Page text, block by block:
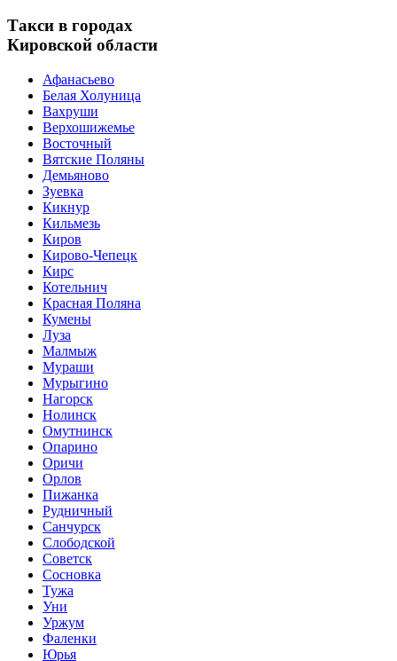
Такси в городах
Кировской области
Афанасьево
Белая Холуница
Вахруши
Верхошижемье
Восточный
Вятские Поляны
Демьяново
Зуевка
Кикнур
Кильмезь
Киров
Кирово-Чепецк
Кирс
Котельнич
Красная Поляна
Кумены
Луза
Малмыж
Мураши
Мурыгино
Нагорск
Нолинск
Омутнинск
Опарино
Оричи
Орлов
Пижанка
Рудничный
Санчурск
Слободской
Советск
Сосновка
Тужа
Уни
Уржум
Фаленки
Юрья